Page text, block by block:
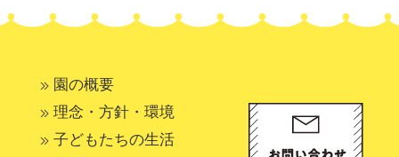
園の概要
理念・方針・環境
子どもたちの生活